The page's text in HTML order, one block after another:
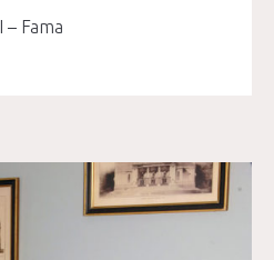
– Fama